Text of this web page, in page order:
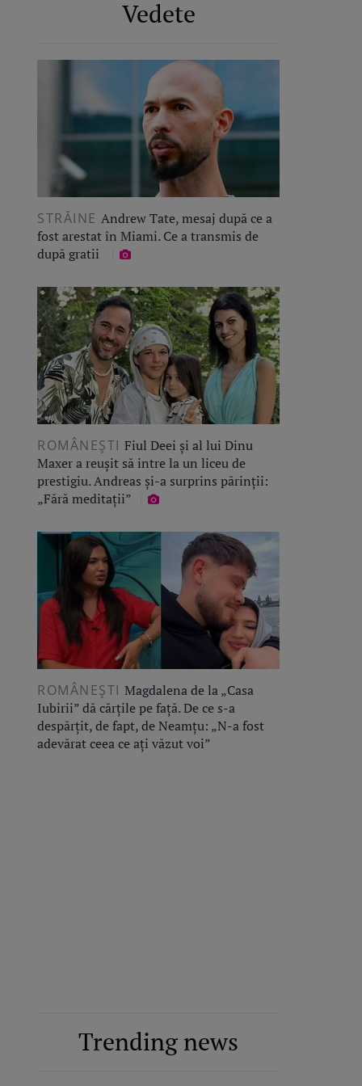
Vedete
STRĂINE Andrew Tate, mesaj după ce a
fost arestat în Miami. Ce a transmis de
după gratii
ROMÂNEŞTI Fiul Deei și al lui Dinu
Maxer a reușit să intre la un liceu de
prestigiu. Andreas și-a surprins părinții:
„Fără meditații”
ROMÂNEŞTI Magdalena de la „Casa
Iubirii” dă cărțile pe față. De ce s-a
despărțit, de fapt, de Neamțu: „N-a fost
adevărat ceea ce ați văzut voi”
Trending news